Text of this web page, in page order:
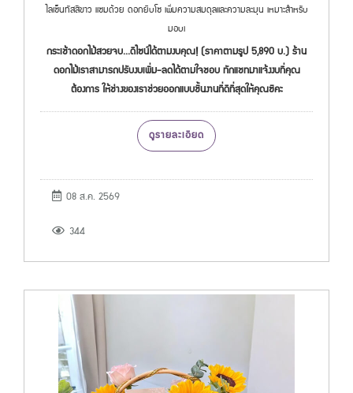
ไลเซ็นทัสสีขาว แซมด้วย ดอกยิบโซ เพิ่มความสมดุลและความละมุน เหมาะสำหรับ
มอบเ
กระเช้าดอกไม้สวยจบ...ดีไซน์ได้ตามงบคุณ! (ราคาตามรูป 5,890 บ.) ร้าน
ดอกไม้เราสามารถปรับงบเพิ่ม-ลดได้ตามใจชอบ ทักแชทมาแจ้งงบที่คุณ
ต้องการ ให้ช่างของเราช่วยออกแบบชิ้นงานที่ดีที่สุดให้คุณซิคะ
ดูรายละเอียด
08 ส.ค. 2569
344